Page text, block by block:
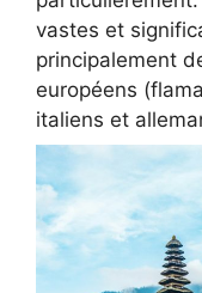
vastes et
principalement
européens
italiens et